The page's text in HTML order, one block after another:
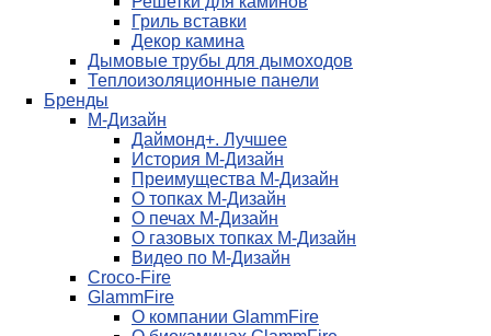
Гриль вставки
Декор камина
Дымовые трубы для дымоходов
Теплоизоляционные панели
Бренды
М-Дизайн
Даймонд+. Лучшее
История М-Дизайн
Преимущества М-Дизайн
О топках М-Дизайн
О печах М-Дизайн
О газовых топках М-Дизайн
Видео по М-Дизайн
Croco-Fire
GlammFire
О компании GlammFire